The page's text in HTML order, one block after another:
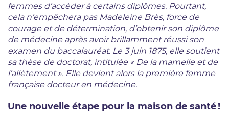
femmes d’accèder à certains diplômes. Pourtant,
cela n’empêchera pas Madeleine Brès, force de
courage et de détermination, d’obtenir son diplôme
de médecine après avoir brillamment réussi son
examen du baccalauréat. Le 3 juin 1875, elle soutient
sa thèse de doctorat, intitulée « De la mamelle et de
l’allètement ». Elle devient alors la première femme
française docteur en médecine.
Une nouvelle étape pour la maison de santé !